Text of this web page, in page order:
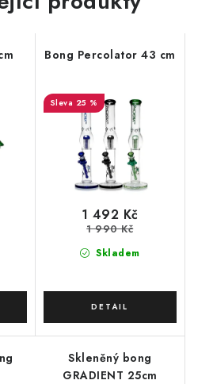
Bong Percolator 43 cm
25 %
Skladem
1 492 Kč
1 990 Kč
Skleněný bong
GRADIENT 25cm